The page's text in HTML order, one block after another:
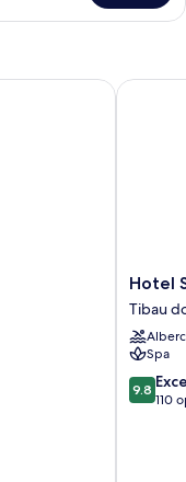
Hotel
Sombra
e
Água
Fresca
Tibau
do
Hotel
Tibau
Spa
9.8
de
9.8
110
Hotel